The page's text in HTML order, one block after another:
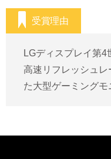
受賞理由
LGディスプレイ第
高速リフレッシュレ
た大型ゲーミングモ